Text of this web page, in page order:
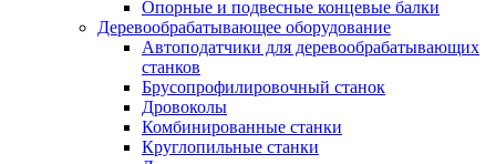
Опорные и подвесные концевые балки
Деревообрабатывающее оборудование
Автоподатчики для деревообрабатывающих
станков
Брусопрофилировочный станок
Дровоколы
Комбинированные станки
Круглопильные станки